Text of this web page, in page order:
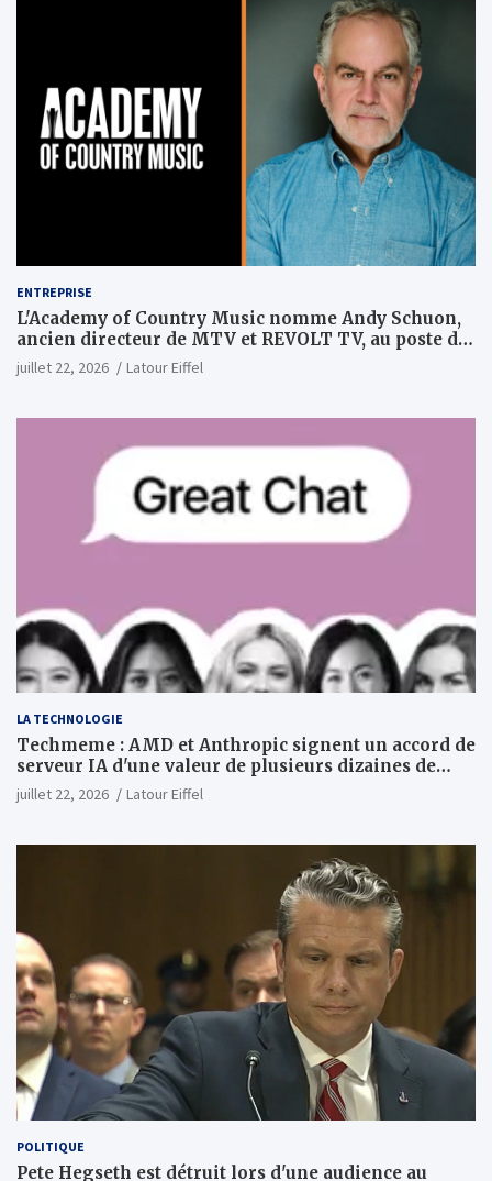
ENTREPRISE
L'Academy of Country Music nomme Andy Schuon,
ancien directeur de MTV et REVOLT TV, au poste de
PDG
juillet 22, 2026 Latour Eiffel
LA TECHNOLOGIE
Techmeme : AMD et Anthropic signent un accord de
serveur IA d'une valeur de plusieurs dizaines de
milliards ; Anthropic achètera jusqu'à 2 GW de puces
MI450 à partir du premier semestre 2027 et AMD
(Wall Street Journal)
juillet 22, 2026 Latour Eiffel
POLITIQUE
Pete Hegseth est détruit lors d'une audience au